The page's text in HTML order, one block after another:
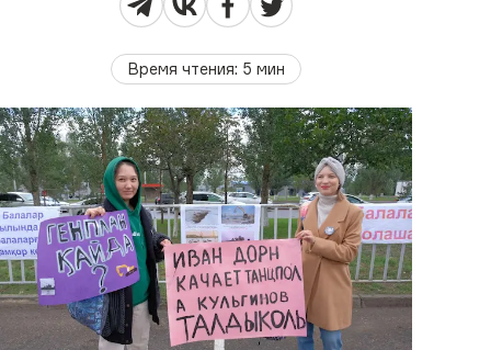
Время чтения: 5 мин